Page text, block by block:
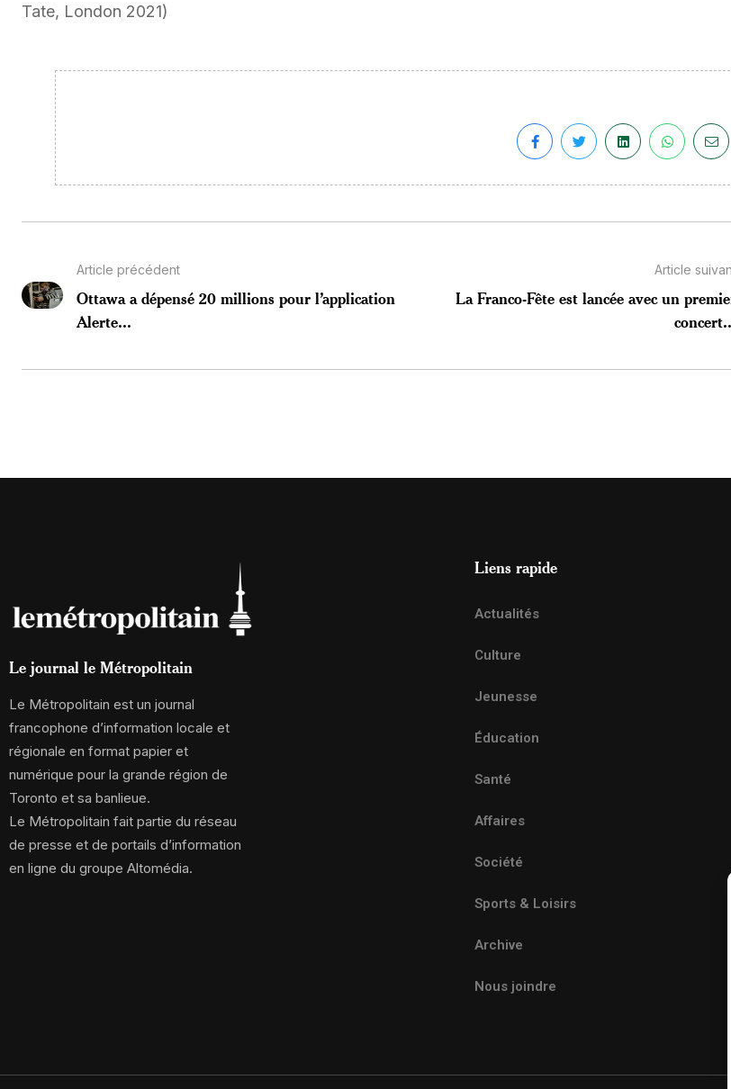
Tate, London 2021)
Article précédent
Ottawa a dépensé 20 millions pour l’application
Alerte...
Article
La Franco-Fête est lancée avec un
Le journal le Métropolitain
Le Métropolitain est un journal
francophone d’information locale et
régionale en format papier et
numérique pour la grande région de
Toronto et sa banlieue.
Le Métropolitain fait partie du réseau
de presse et de portails d’information
en ligne du groupe Altomédia.
Liens rapide
Actualités
Culture
Jeunesse
Éducation
Santé
Affaires
Société
Sports & Loisirs
Archive
Nous joindre